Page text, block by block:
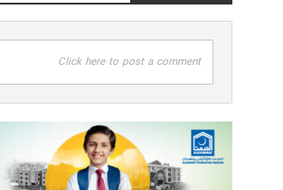
Click here to post a comment